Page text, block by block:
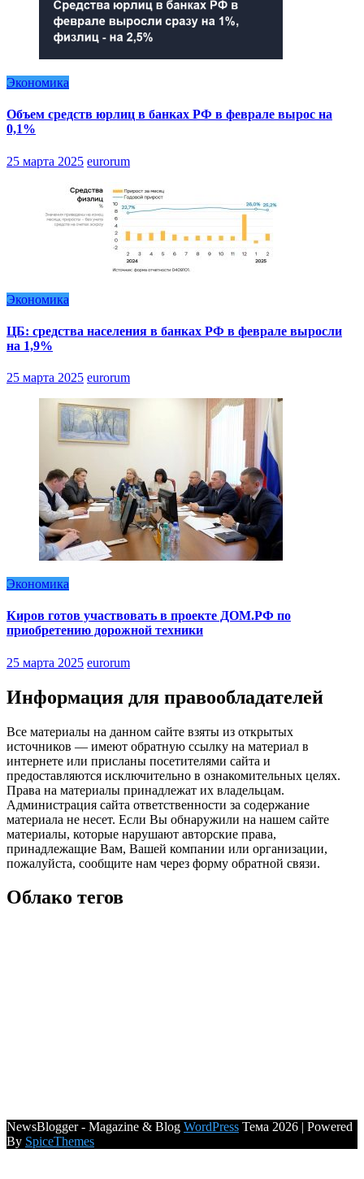
Экономика
Объем средств юрлиц в банках РФ в феврале вырос на
0,1%
25 марта 2025 eurorum
Экономика
ЦБ: средства населения в банках РФ в феврале выросли
на 1,9%
25 марта 2025 eurorum
Экономика
Киров готов участвовать в проекте ДОМ.РФ по
приобретению дорожной техники
25 марта 2025 eurorum
Информация для правообладателей
Все материалы на данном сайте взяты из открытых
источников — имеют обратную ссылку на материал в
интернете или присланы посетителями сайта и
предоставляются исключительно в ознакомительных целях.
Права на материалы принадлежат их владельцам.
Администрация сайта ответственности за содержание
материала не несет. Если Вы обнаружили на нашем сайте
материалы, которые нарушают авторские права,
принадлежащие Вам, Вашей компании или организации,
пожалуйста, сообщите нам через форму обратной связи.
Облако тегов
NewsBlogger - Magazine & Blog WordPress Тема 2026 | Powered
By SpiceThemes